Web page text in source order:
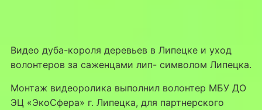
Видео дуба-короля деревьев в Липецке и уход
волонтеров за саженцами лип- символом Липецка.
Монтаж видеоролика выполнил волонтер МБУ ДО
ЭЦ «ЭкоСфера» г. Липецка, для партнерского